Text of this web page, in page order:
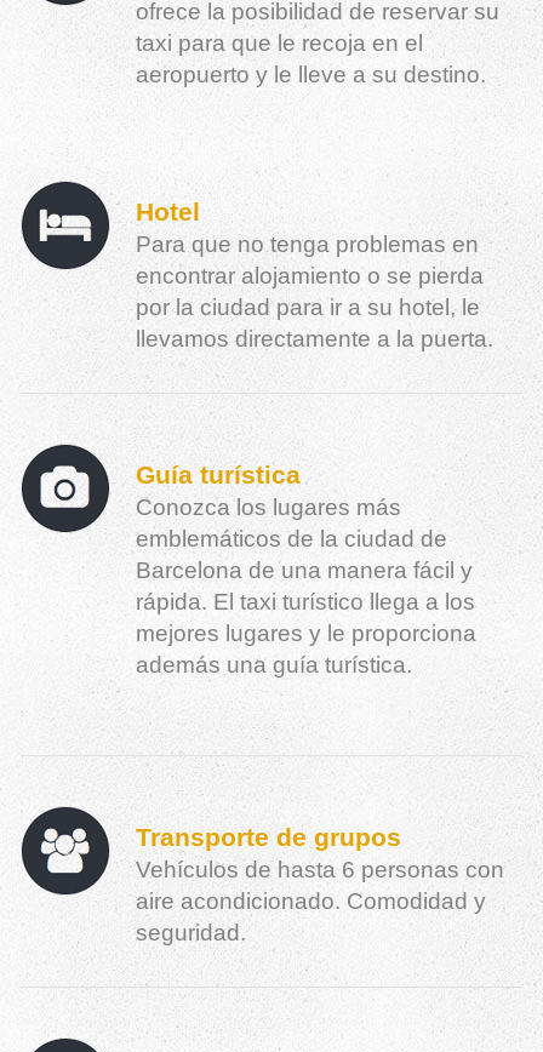
ofrece la posibilidad de reservar su
taxi para que le recoja en el
aeropuerto y le lleve a su destino.
Hotel
Para que no tenga problemas en
encontrar alojamiento o se pierda
por la ciudad para ir a su hotel, le
llevamos directamente a la puerta.
Guía turística
Conozca los lugares más
emblemáticos de la ciudad de
Barcelona de una manera fácil y
rápida. El taxi turístico llega a los
mejores lugares y le proporciona
además una guía turística.
Transporte de grupos
Vehículos de hasta 6 personas con
aire acondicionado. Comodidad y
seguridad.